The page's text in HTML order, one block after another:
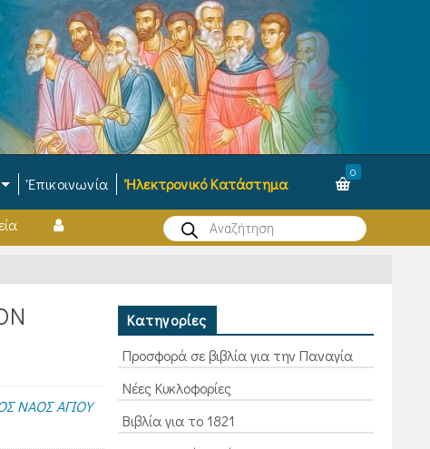
Ἐπικοινωνία Ἠλεκτρονικό Κατάστημα
0
Products
search
ΝΑΟΣ ΑΓΙΟΥ
Κατηγορίες
Προσφορά σε βιβλία για την Παναγία
Νέες Κυκλοφορίες
Βιβλία για το 1821